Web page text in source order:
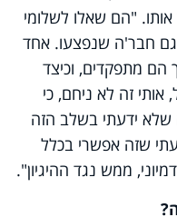
אותו. "הם שאלו לשלומי
גם חבר'ה שנפצעו. אחד
הם מתפקדים, וכיצד
זה לא ניחם, כי
שלא ידעתי בשלב הזה
שזה אפשרי בכלל
ממש נגד ההיגיון".